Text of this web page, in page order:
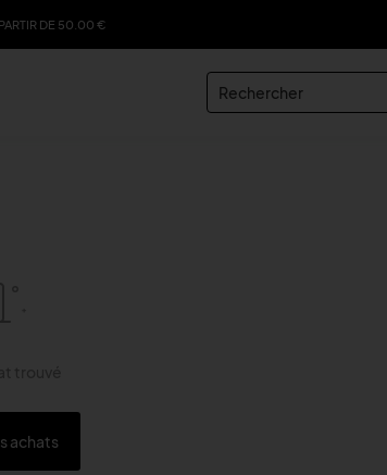
DE 50.00 €
Rechercher
achats